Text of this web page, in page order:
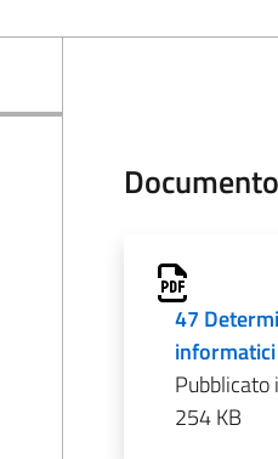
47
254 KB